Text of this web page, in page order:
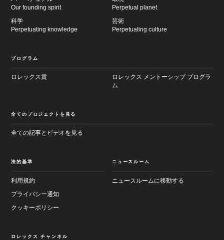
Our founding spirit
Perpetual planet
科学
Perpetuating knowledge
芸術
Perpetuating culture
プログラム
ロレックス賞
ロレックス メントーシップ プログラ
ム
全てのプロジェクトを見る
全ての記事とビデオを見る
法的基準
利用規約
プライバシー通知
クッキーポリシー
ニュースルーム
ニュースルームに移動する
ロレックス チャンネル